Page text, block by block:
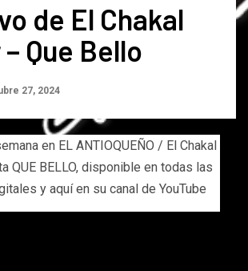
de El Chakal
Que Bello
27, 2024
en EL ANTIOQUEÑO / El Chakal
QUE BELLO, disponible en todas las
y aquí en su canal de YouTube